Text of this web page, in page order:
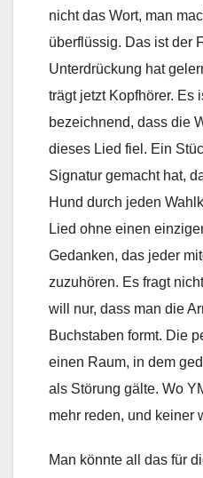
nicht das Wort, man
überflüssig. Das ist der
Unterdrückung hat
trägt jetzt Kopfhörer. Es
bezeichnend, dass die
dieses Lied fiel. Ein
Signatur gemacht hat,
Hund durch jeden
Lied ohne einen
Gedanken, das jeder
zuzuhören. Es fragt
will nur, dass man die
Buchstaben formt. Die
einen Raum, in dem
als Störung gälte. Wo
mehr reden, und keiner
Man könnte all das für